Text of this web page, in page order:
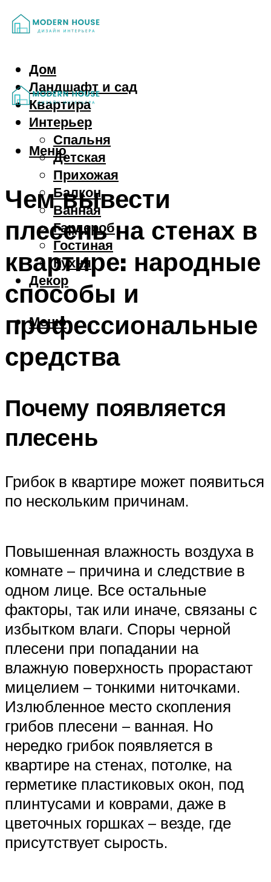
Дом
Ландшафт и сад
Квартира
Интерьер
Спальня
Детская
Прихожая
Балкон
Ванная
Гардероб
Гостиная
Кухня
Декор
Меню
Меню
Чем вывести
плесень на стенах в
квартире: народные
способы и
профессиональные
средства
Почему появляется
плесень
Грибок в квартире может появиться
по нескольким причинам.
Повышенная влажность воздуха в
комнате – причина и следствие в
одном лице. Все остальные
факторы, так или иначе, связаны с
избытком влаги. Споры черной
плесени при попадании на
влажную поверхность прорастают
мицелием – тонкими ниточками.
Излюбленное место скопления
грибов плесени – ванная. Но
нередко грибок появляется в
квартире на стенах, потолке, на
герметике пластиковых окон, под
плинтусами и коврами, даже в
цветочных горшках ­– везде, где
присутствует сырость.